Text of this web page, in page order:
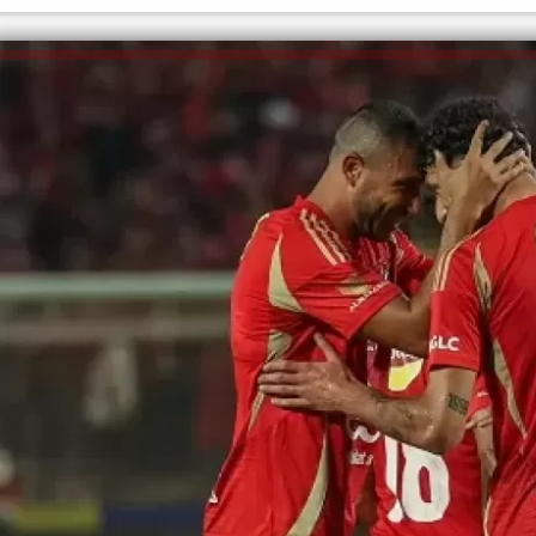
الكاتبة إلهام شرشر تهنئ الرئيس
السيسي بعيد ميلاده وتُشيد بجهوده
في بناء الدولة